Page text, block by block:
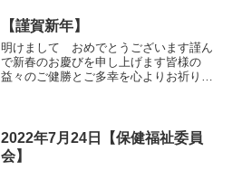
【謹賀新年】
明けまして おめでとうございます謹ん
で新春のお慶びを申し上げます皆様の
益々のご健勝とご多幸を心よりお祈り申
中山さんそして区議立候補予...
2022年7月24日【保健福祉委員
会】